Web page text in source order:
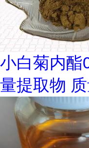
小白菊内酯
量提取物